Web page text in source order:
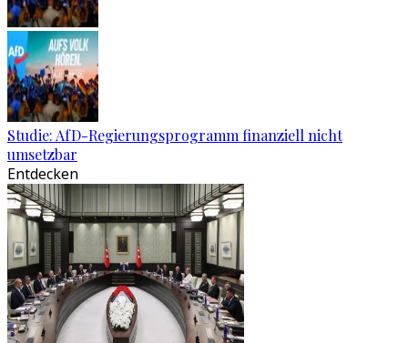
Studie: AfD-Regierungsprogramm finanziell nicht
umsetzbar
Entdecken